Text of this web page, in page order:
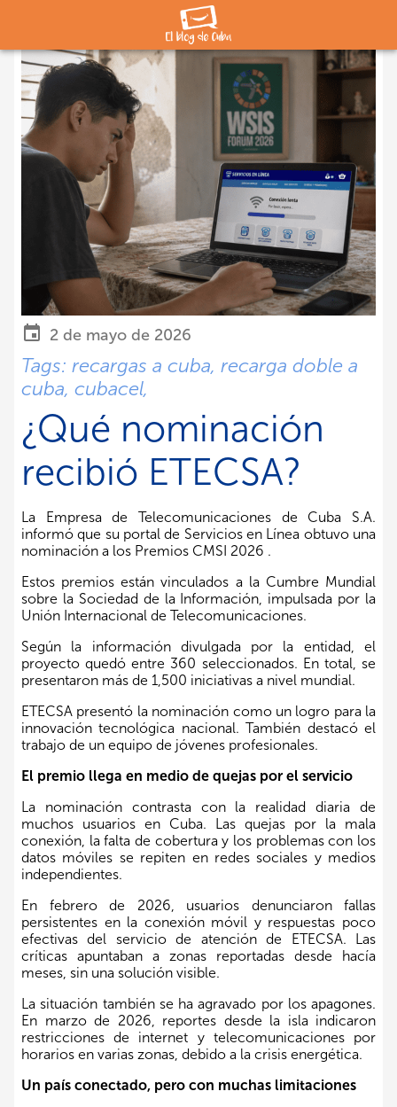
2 de mayo de 2026
Tags: recargas a cuba, recarga doble a
cuba, cubacel,
¿Qué nominación
recibió ETECSA?
La Empresa de Telecomunicaciones de Cuba S.A.
informó que su portal de Servicios en Línea obtuvo una
nominación a los Premios CMSI 2026 .
Estos premios están vinculados a la Cumbre Mundial
sobre la Sociedad de la Información, impulsada por la
Unión Internacional de Telecomunicaciones.
Según la información divulgada por la entidad, el
proyecto quedó entre 360 seleccionados. En total, se
presentaron más de 1,500 iniciativas a nivel mundial.
ETECSA presentó la nominación como un logro para la
innovación tecnológica nacional. También destacó el
trabajo de un equipo de jóvenes profesionales.
El premio llega en medio de quejas por el servicio
La nominación contrasta con la realidad diaria de
muchos usuarios en Cuba. Las quejas por la mala
conexión, la falta de cobertura y los problemas con los
datos móviles se repiten en redes sociales y medios
independientes.
En febrero de 2026, usuarios denunciaron fallas
persistentes en la conexión móvil y respuestas poco
efectivas del servicio de atención de ETECSA. Las
críticas apuntaban a zonas reportadas desde hacía
meses, sin una solución visible.
La situación también se ha agravado por los apagones.
En marzo de 2026, reportes desde la isla indicaron
restricciones de internet y telecomunicaciones por
horarios en varias zonas, debido a la crisis energética.
Un país conectado, pero con muchas limitaciones